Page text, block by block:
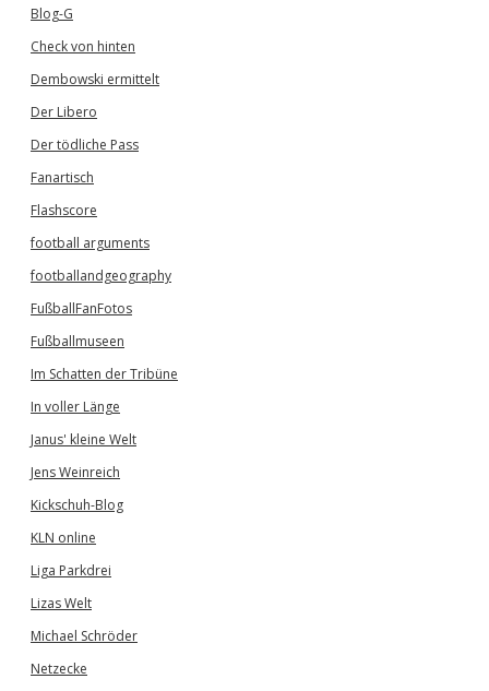
Blog-G
Check von hinten
Dembowski ermittelt
Der Libero
Der tödliche Pass
Fanartisch
Flashscore
football arguments
footballandgeography
FußballFanFotos
Fußballmuseen
Im Schatten der Tribüne
In voller Länge
Janus' kleine Welt
Jens Weinreich
Kickschuh-Blog
KLN online
Liga Parkdrei
Lizas Welt
Michael Schröder
Netzecke